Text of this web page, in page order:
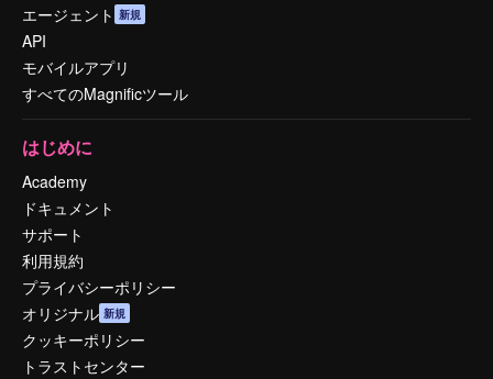
エージェント 新規
API
モバイルアプリ
すべてのMagnificツール
はじめに
Academy
ドキュメント
サポート
利用規約
プライバシーポリシー
オリジナル 新規
クッキーポリシー
トラストセンター